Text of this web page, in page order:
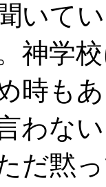
いて
神学
時も
わな
だ黙